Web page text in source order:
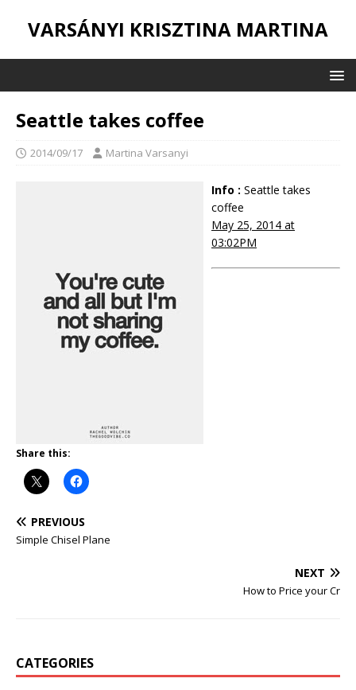
VARSÁNYI KRISZTINA MARTINA
Seattle takes coffee
2014/09/17 Martina Varsanyi
Info : Seattle takes
coffee
May 25, 2014 at
03:02PM
Share this:
PREVIOUS
Simple Chisel Plane
NEXT
How to Price your Cr
CATEGORIES